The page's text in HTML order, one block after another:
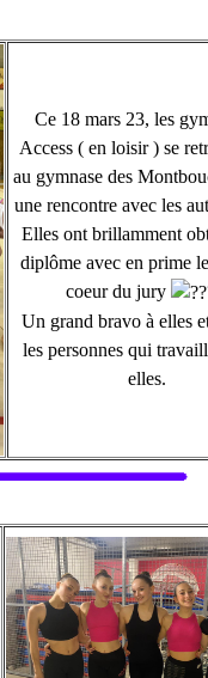
Ce 18 mars 23, les
Access ( en loisir ) se
au gymnase des
une rencontre avec les
Elles ont brillamment
diplôme avec en prime
coeur du jury
Un grand bravo à elles
les personnes qui
elles.